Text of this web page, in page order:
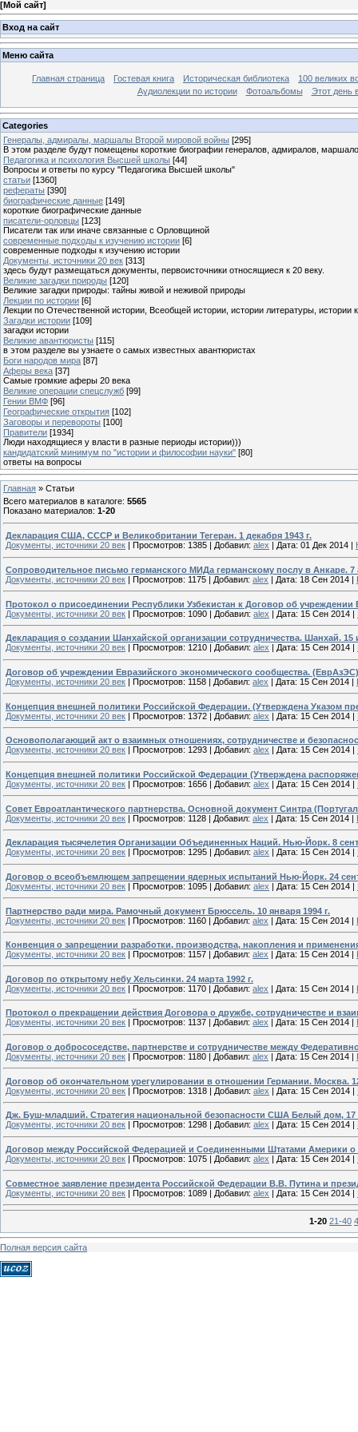
[Мой сайт]
Вход на сайт
Меню сайта
Главная страница Гостевая книга Историческая библиотека
100 великих
Аудиолекции по истории
Фотоальбомы Этот день
Categories
Генералы, адмиралы, маршалы Второй мировой войны [295]
В этом разделе будут помещены короткие биографии генералов, адмиралов,
Педагогика и психология Высшей школы [44]
Вопросы и ответы по курсу "Педагогика Высшей школы"
статьи [1360]
рефераты [390]
биографические данные [149]
короткие биографические данные
писатели-орловцы [123]
Писатели так или иначе связанные с Орловщиной
современные подходы к изучению истории [6]
современные подходы к изучению истории
Документы, источники 20 век [313]
здесь будут размещаться документы, первоисточники относящиеся к 20 веку.
Великие загадки природы [120]
Великие загадки природы: тайны живой и неживой природы
Лекции по истории [6]
Лекции по Отечественной истории, Всеобщей истории, истории литературы, истории
Загадки истории [109]
загадки истории
Великие авантюристы [115]
в этом разделе вы узнаете о самых известных авантюристах
Боги народов мира [87]
Аферы века [37]
Самые громкие аферы 20 века
Великие операции спецслужб [99]
Гении ВМФ [96]
Географические открытия [102]
Заговоры и перевороты [100]
Правители [1934]
Люди находящиеся у власти в разные периоды истории)))
кандидатский минимум по "истории и философии науки" [80]
ответы на вопросы
Главная » Статьи
Всего материалов в каталоге: 5565
Показано материалов: 1-20
Декларация США, СССР и Великобритании Тегеран. 1 декабря 1943 г.
Документы, источники 20 век
Просмотров: 1385 Добавил: alex Дата: 01 Дек 2014
Сопроводительное письмо германского МИДа германскому послу в Анкаре. 7
Документы, источники 20 век | Просмотров: 1175 | Добавил: alex | Дата: 18 Сен 2014 |
Протокол о присоединении Республики Узбекистан к Договор об
Документы, источники 20 век | Просмотров: 1090 | Добавил: alex | Дата: 15 Сен 2014 |
Декларация о создании Шанхайской организации сотрудничества. Шанхай. 15
Документы, источники 20 век
Просмотров: 1210 Добавил: alex Дата: 15 Сен 2014
Договор об учреждении Евразийского экономического сообщества. (ЕврАзЭС)
Документы, источники 20 век | Просмотров: 1158 | Добавил: alex | Дата: 15 Сен 2014 |
Концепция внешней политики Российской Федерации. (Утверждена Указом
Документы, источники 20 век | Просмотров: 1372 | Добавил: alex | Дата: 15 Сен 2014 |
Основополагающий акт о взаимных отношениях, сотрудничестве и
Документы, источники 20 век
Просмотров: 1293 Добавил: alex Дата: 15 Сен 2014
Концепция внешней политики Российской Федерации (Утверждена
Документы, источники 20 век | Просмотров: 1656 | Добавил: alex | Дата: 15 Сен 2014 |
Совет Евроатлантического партнерства. Основной документ Синтра
Документы, источники 20 век | Просмотров: 1128 | Добавил: alex | Дата: 15 Сен 2014 |
Декларация тысячелетия Организации Объединенных Наций. Нью-Йорк. 8
Документы, источники 20 век | Просмотров: 1295 | Добавил: alex | Дата: 15 Сен 2014 |
Договор о всеобъемлющем запрещении ядерных испытаний Нью-Йорк. 24
Документы, источники 20 век | Просмотров: 1095 | Добавил: alex | Дата: 15 Сен 2014 |
Партнерство ради мира. Рамочный документ Брюссель. 10 января 1994 г.
Документы, источники 20 век | Просмотров: 1160 | Добавил: alex | Дата: 15 Сен 2014 |
Конвенция о запрещении разработки, производства, накопления и
Документы, источники 20 век | Просмотров: 1157 | Добавил: alex | Дата: 15 Сен 2014 |
Договор по открытому небу Хельсинки. 24 марта 1992 г.
Документы, источники 20 век | Просмотров: 1170 | Добавил: alex | Дата: 15 Сен 2014 |
Протокол о прекращении действия Договора о дружбе, сотрудничестве и
Документы, источники 20 век
Просмотров: 1137 Добавил: alex Дата: 15 Сен 2014
Договор о добрососедстве, партнерстве и сотрудничестве между
Документы, источники 20 век | Просмотров: 1180 | Добавил: alex | Дата: 15 Сен 2014 |
Договор об окончательном урегулировании в отношении Германии. Москва. 12
Документы, источники 20 век | Просмотров: 1318 | Добавил: alex | Дата: 15 Сен 2014 |
Дж. Буш-младший. Стратегия национальной безопасности США Белый дом, 17
Документы, источники 20 век
Просмотров: 1298 Добавил: alex Дата: 15 Сен 2014
Договор между Российской Федерацией и Соединенными Штатами Америки о
Документы, источники 20 век | Просмотров: 1075 | Добавил: alex | Дата: 15 Сен 2014 |
Совместное заявление президента Российской Федерации В.В. Путина и
Документы, источники 20 век | Просмотров: 1089 | Добавил: alex | Дата: 15 Сен 2014 |
1-20 21-40
Полная версия сайта